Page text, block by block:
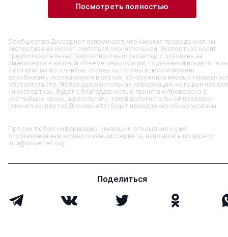
Посмотреть полностью
Сообщество Диссернет напоминает, что никакая проведенная им
экспертиза не может считаться окончательной. Экспертиза носит
предположительный (вероятностный) характер и основана на
имеющемся в наличии объеме информации, полученной
из открытых источников. Эксперты готовы в любой момент
возобновить исследования в случае обнаружения вновь
обстоятельств. Любая дополнительная информация, могущая
на экспертизу, будет с благодарностью принята и проверена в
кратчайшие сроки, а результаты такой дополнительной проверки
(мнения экспертов Диссернета) будут немедленно обнародованы.
Просим любую информацию, имеющую отношение к уже
опубликованным экспертизам Диссернета, направлять по адресу
info@dissernet.org
Поделиться